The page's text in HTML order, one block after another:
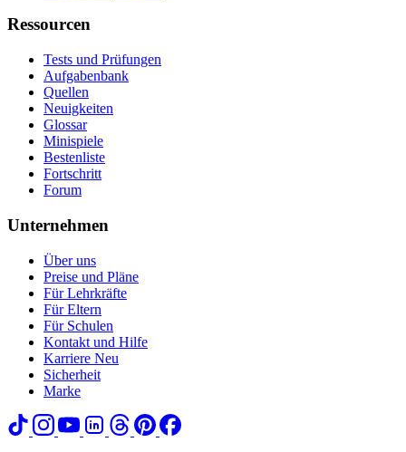
Ressourcen
Tests und Prüfungen
Aufgabenbank
Quellen
Neuigkeiten
Glossar
Minispiele
Bestenliste
Fortschritt
Forum
Unternehmen
Über uns
Preise und Pläne
Für Lehrkräfte
Für Eltern
Für Schulen
Kontakt und Hilfe
Karriere Neu
Sicherheit
Marke